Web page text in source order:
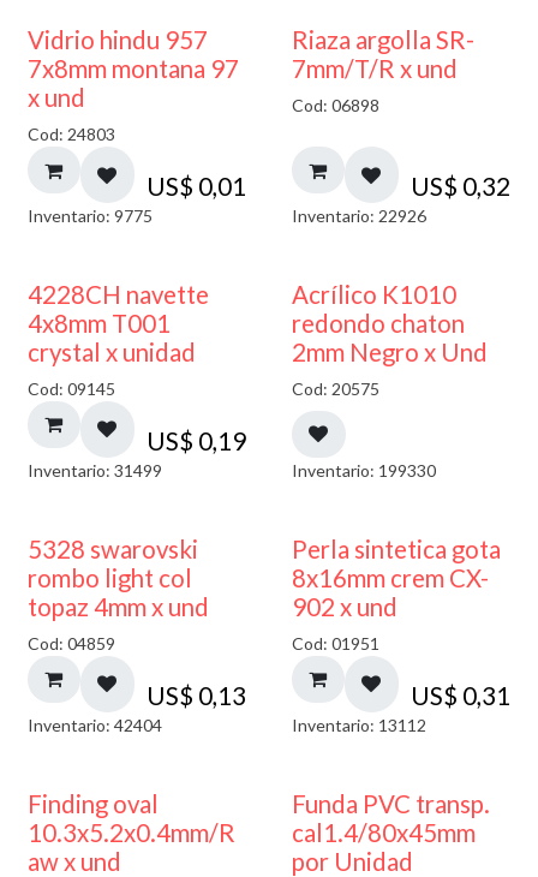
40% DESCUENTO
Vidrio hindu 957
7x8mm montana 97
x und
Cod: 24803
US$ 0,01
Inventario: 9775
Riaza argolla SR-
7mm/T/R x und
Cod: 06898
US$ 0,32
Inventario: 22926
4228CH navette
4x8mm T001
crystal x unidad
Cod: 09145
US$ 0,19
Inventario: 31499
50% DESCUENTO
Acrílico K1010
redondo chaton
2mm Negro x Und
Cod: 20575
Inventario: 199330
5328 swarovski
rombo light col
topaz 4mm x und
Cod: 04859
US$ 0,13
Inventario: 42404
Perla sintetica gota
8x16mm crem CX-
902 x und
Cod: 01951
US$ 0,31
Inventario: 13112
Finding oval
10.3x5.2x0.4mm/R
aw x und
Funda PVC transp.
cal1.4/80x45mm
por Unidad